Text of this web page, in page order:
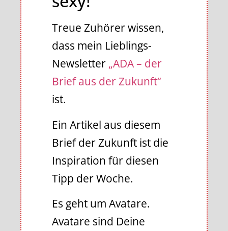
Treue Zuhörer wissen,
dass mein Lieblings-
Newsletter „ADA – der
Brief aus der Zukunft“
ist.
Ein Artikel aus diesem
Brief der Zukunft ist die
Inspiration für diesen
Tipp der Woche.
Es geht um Avatare.
Avatare sind Deine